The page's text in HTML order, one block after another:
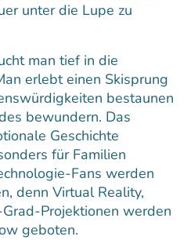
unter die Lupe zu
man tief in die
erlebt einen Skisprung
bestaunen
bewundern. Das
Geschichte
für Familien
Fans werden
denn Virtual Reality,
Projektionen werden
geboten.